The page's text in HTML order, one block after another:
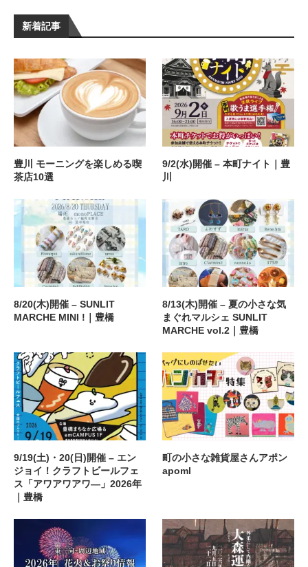
新着記事
豊川 モーニングを楽しめる喫
茶店10選
9/2(水)開催 – 本町ナイト｜豊
川
8/20(木)開催 – SUNLIT
MARCHE MINI !｜豊橋
8/13(木)開催 – 夏の小さな気
まぐれマルシェ SUNLIT
MARCHE vol.2｜豊橋
9/19(土)・20(日)開催 – エン
ジョイ！クラフトビールフェ
ス「アワアワアワ―」2026年
｜豊橋
町の小さな雑貨屋さんアポン
apoml